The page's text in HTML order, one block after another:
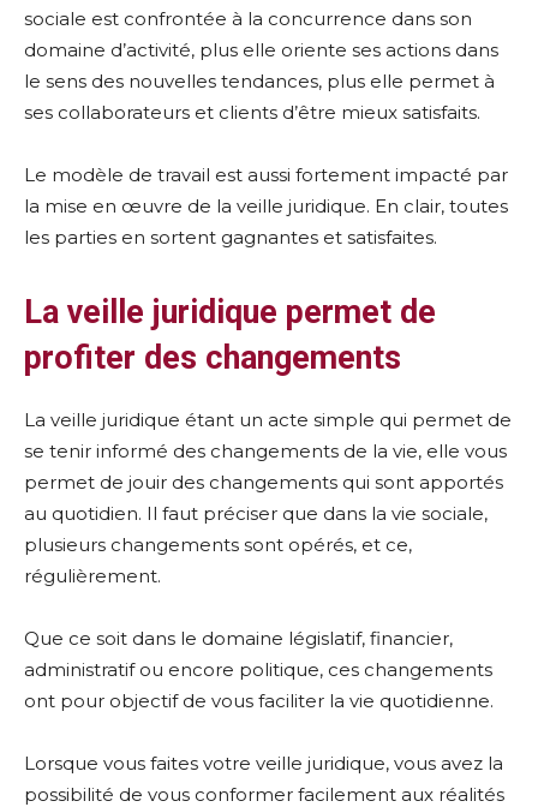
sociale est confrontée à la concurrence dans son
domaine d’activité, plus elle oriente ses actions dans
le sens des nouvelles tendances, plus elle permet à
ses collaborateurs et clients d’être mieux satisfaits.
Le modèle de travail est aussi fortement impacté par
la mise en œuvre de la veille juridique. En clair, toutes
les parties en sortent gagnantes et satisfaites.
La veille juridique permet de
profiter des changements
La veille juridique étant un acte simple qui permet de
se tenir informé des changements de la vie, elle vous
permet de jouir des changements qui sont apportés
au quotidien. Il faut préciser que dans la vie sociale,
plusieurs changements sont opérés, et ce,
régulièrement.
Que ce soit dans le domaine législatif, financier,
administratif ou encore politique, ces changements
ont pour objectif de vous faciliter la vie quotidienne.
Lorsque vous faites votre veille juridique, vous avez la
possibilité de vous conformer facilement aux réalités